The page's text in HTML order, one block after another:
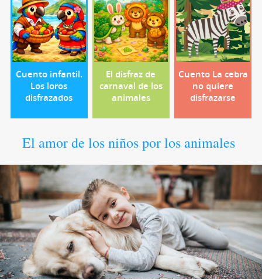
Cuento infantil.
Los loros
disfrazados
El disfraz de
carnaval de los
animales
Cuento La cebra
no quiere
disfrazarse
El amor de los niños por los animales